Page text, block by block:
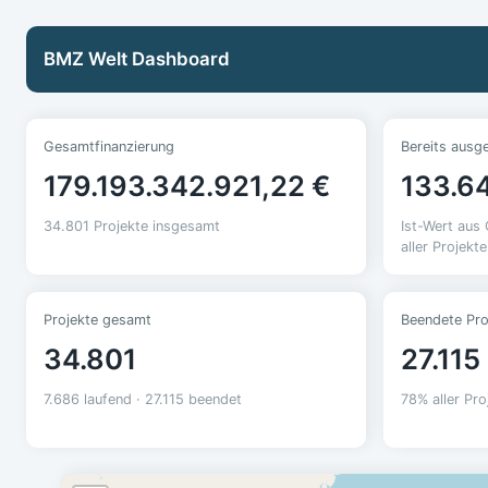
BMZ Welt Dashboard
Gesamtfinanzierung
179.193.342.921,22 €
34.801 Projekte insgesamt
Bereits
Ist-Wert aus
aller Projekte
Projekte gesamt
34.801
7.686 laufend · 27.115 beendet
Beendete
27.115
78% aller